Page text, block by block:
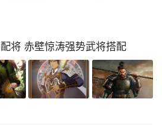
将 赤壁惊涛强势武将搭配